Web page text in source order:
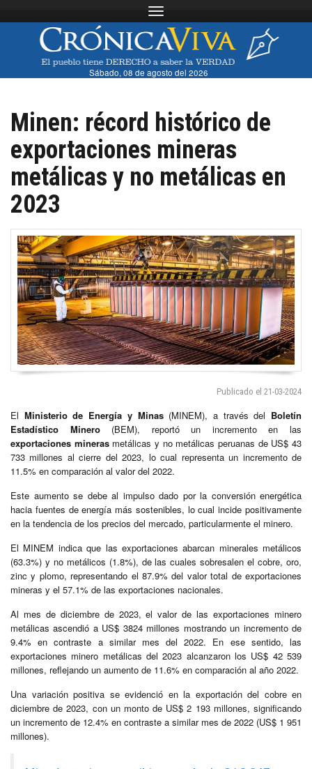
Toggle navigation
Sábado, 08 de agosto del 2026
Minen: récord histórico de
exportaciones mineras
metálicas y no metálicas en
2023
Publicado el 21-03-2024
El Ministerio de Energía y Minas(MINEM), a través del Boletín
Estadístico Minero(BEM), reportó un incremento en las
exportaciones minerasmetálicas y no metálicas peruanas de US$ 43
733 millones al cierre del 2023, lo cual representa un incremento de
11.5% en comparación al valor del 2022.
Este aumento se debe al impulso dado por la conversión energética
hacia fuentes de energía más sostenibles, lo cual incide positivamente
en la tendencia de los precios del mercado, particularmente el minero.
El MINEM indica que las exportaciones abarcan minerales metálicos
(63.3%) y no metálicos (1.8%), de las cuales sobresalen el cobre, oro,
zinc y plomo, representando el 87.9% del valor total de exportaciones
mineras y el 57.1% de las exportaciones nacionales.
Al mes de diciembre de 2023, el valor de las exportaciones minero
metálicas ascendió a US$ 3824 millones mostrando un incremento de
9.4% en contraste a similar mes del 2022. En ese sentido, las
exportaciones minero metálicas del 2023 alcanzaron los US$ 42 539
millones, reflejando un aumento de 11.6% en comparación al año 2022.
Una variación positiva se evidenció en la exportación del cobre en
diciembre de 2023, con un monto de US$ 2 193 millones, significando
un incremento de 12.4% en contraste a similar mes de 2022 (US$ 1 951
millones).